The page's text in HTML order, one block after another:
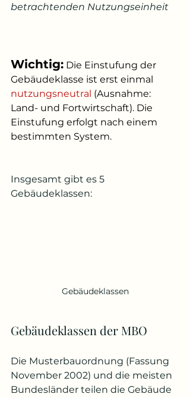
betrachtenden Nutzungseinheit
Wichtig: Die Einstufung der
Gebäudeklasse ist erst einmal
nutzungsneutral (Ausnahme:
Land- und Fortwirtschaft). Die
Einstufung erfolgt nach einem
bestimmten System.
Insgesamt gibt es 5
Gebäudeklassen:
Gebäudeklassen
Gebäudeklassen der MBO
Die Musterbauordnung (Fassung
November 2002) und die meisten
Bundesländer teilen die Gebäude